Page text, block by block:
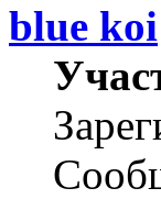
blue koi